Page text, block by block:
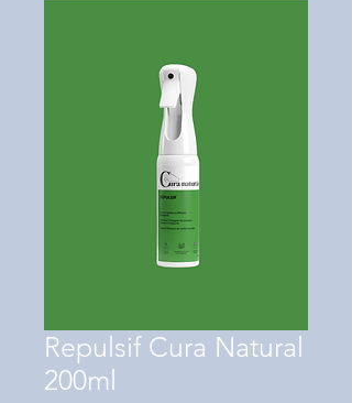
Repulsif Cura Natural
200ml